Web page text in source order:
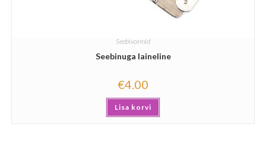
Seebivormid
Seebinuga laineline
€4.00
Lisa korvi